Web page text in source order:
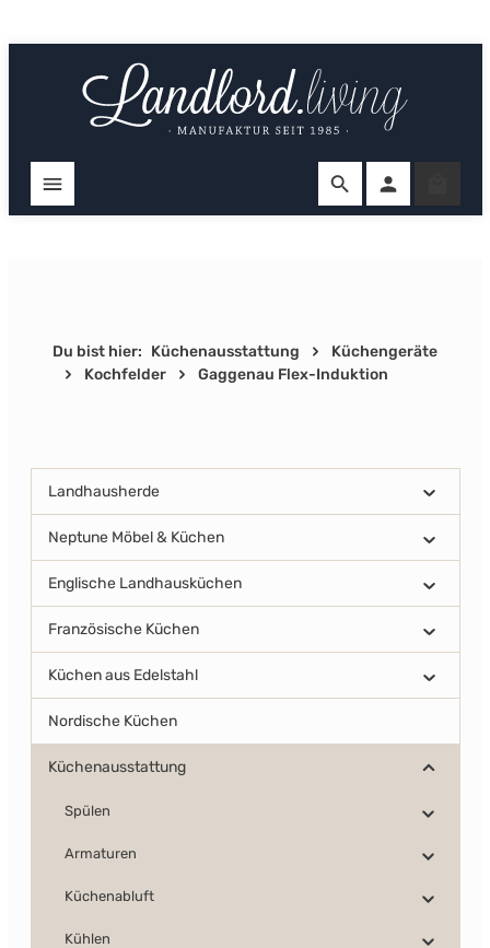
Du bist hier: Küchenausstattung
Küchengeräte
Kochfelder
Gaggenau Flex-Induktion
Landhausherde
Neptune Möbel & Küchen
Englische Landhausküchen
Französische Küchen
Küchen aus Edelstahl
Nordische Küchen
Küchenausstattung
Spülen
Armaturen
Küchenabluft
Kühlen